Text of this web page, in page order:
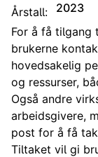
Årstall:
2023
For å få tilgang
brukerne
hovedsakelig
og ressurser,
Også andre
arbeidsgivere,
post for å få
Tiltaket vil gi